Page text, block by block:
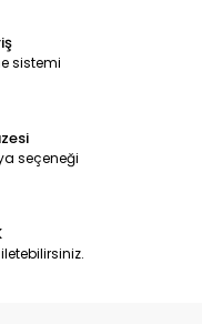
sistemi
seçeneği